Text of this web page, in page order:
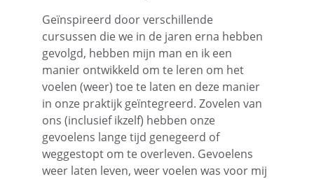
Geïnspireerd door verschillende
cursussen die we in de jaren erna hebben
gevolgd, hebben mijn man en ik een
manier ontwikkeld om te leren om het
voelen (weer) toe te laten en deze manier
in onze praktijk geïntegreerd. Zovelen van
ons (inclusief ikzelf) hebben onze
gevoelens lange tijd genegeerd of
weggestopt om te overleven. Gevoelens
weer laten leven, weer voelen was voor mij